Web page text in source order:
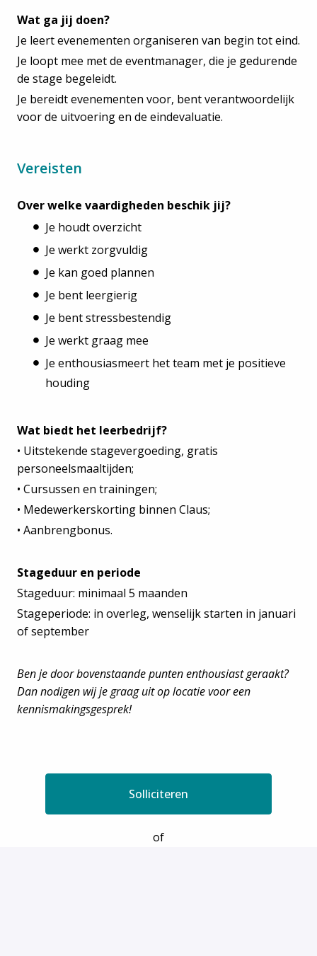
Wat ga jij doen?
Je leert evenementen organiseren van begin tot eind.
Je loopt mee met de eventmanager, die je gedurende
de stage begeleidt.
Je bereidt evenementen voor, bent verantwoordelijk
voor de uitvoering en de eindevaluatie.
Vereisten
Over welke vaardigheden beschik jij?
Je houdt overzicht
Je werkt zorgvuldig
Je kan goed plannen
Je bent leergierig
Je bent stressbestendig
Je werkt graag mee
Je enthousiasmeert het team met je positieve
houding
Wat biedt het leerbedrijf?
• Uitstekende stagevergoeding, gratis
personeelsmaaltijden;
• Cursussen en trainingen;
• Medewerkerskorting binnen Claus;
• Aanbrengbonus.
Stageduur en periode
Stageduur: minimaal 5 maanden
Stageperiode: in overleg, wenselijk starten in januari
of september
Ben je door bovenstaande punten enthousiast geraakt?
Dan nodigen wij je graag uit op locatie voor een
kennismakingsgesprek!
Solliciteren
of